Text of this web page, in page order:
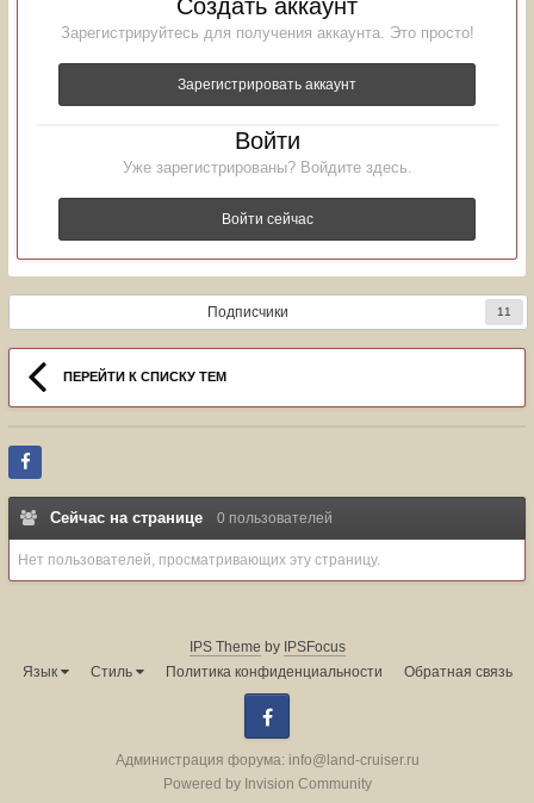
Создать аккаунт
Зарегистрируйтесь для получения аккаунта. Это просто!
Зарегистрировать аккаунт
Войти
Уже зарегистрированы? Войдите здесь.
Войти сейчас
Подписчики 11
ПЕРЕЙТИ К СПИСКУ ТЕМ
Сейчас на странице 0 пользователей
Нет пользователей, просматривающих эту страницу.
IPS Theme by IPSFocus
Язык
Стиль Политика конфиденциальности Обратная связь
Администрация форума: info@land-cruiser.ru
Powered by Invision Community